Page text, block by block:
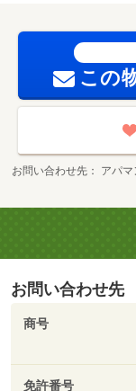
来店不要でお部
部屋の内覧が可
社）富山県宅地
取引協議会加盟
この
お問い合わせ先
アパ
お問い合わせ先
商号
免許番号